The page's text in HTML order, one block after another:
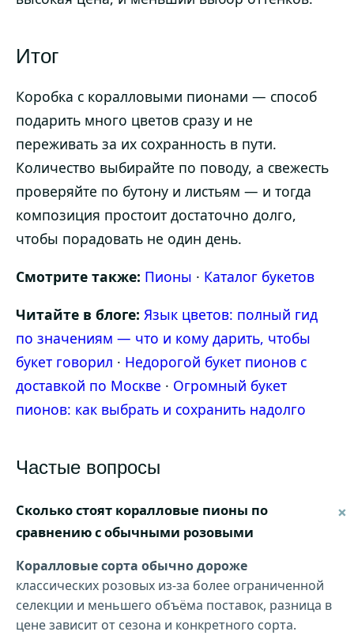
Итог
Коробка с коралловыми пионами — способ
подарить много цветов сразу и не
переживать за их сохранность в пути.
Количество выбирайте по поводу, а свежесть
проверяйте по бутону и листьям — и тогда
композиция простоит достаточно долго,
чтобы порадовать не один день.
Смотрите также: Пионы · Каталог букетов
Читайте в блоге: Язык цветов: полный гид
по значениям — что и кому дарить, чтобы
букет говорил · Недорогой букет пионов с
доставкой по Москве · Огромный букет
пионов: как выбрать и сохранить надолго
Частые вопросы
Сколько стоят коралловые пионы по
сравнению с обычными розовыми
+
Коралловые сорта обычно дороже
классических розовых из-за более ограниченной
селекции и меньшего объёма поставок, разница в
цене зависит от сезона и конкретного сорта.